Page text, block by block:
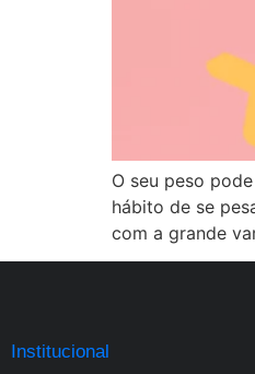
O seu peso
hábito de se
com a grande
Institucional